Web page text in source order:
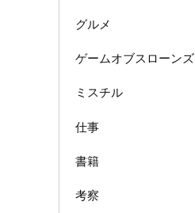
グルメ
ゲームオブスローンズ
ミスチル
仕事
書籍
考察